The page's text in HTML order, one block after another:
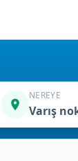
NEREYE
Varış